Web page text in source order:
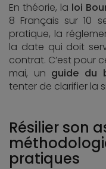
En théorie, la loi
8 Français sur 10
pratique, la
la date qui doit
contrat. C’est pour
mai, un guide du
tenter de clarifier la
Résilier son
pratiques